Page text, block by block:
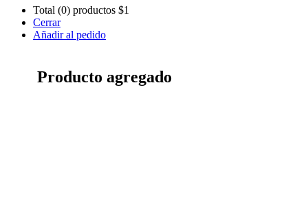
Total (0) productos $1
Cerrar
Añadir al pedido
Producto agregado